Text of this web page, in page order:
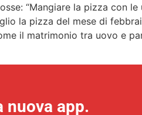
“Mangiare la pizza con
la pizza del mese di
il matrimonio tra uovo e
nuova app.